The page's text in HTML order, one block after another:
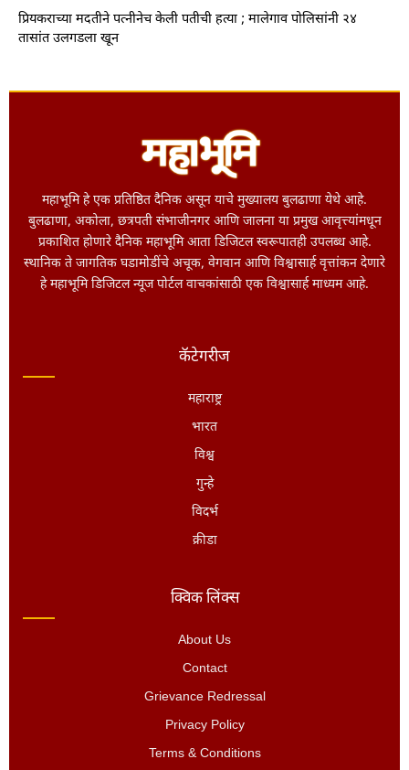
प्रियकराच्या मदतीने पत्नीनेच केली पतीची हत्या ; मालेगाव पोलिसांनी २४
तासांत उलगडला खून
महाभूमि हे एक प्रतिष्ठित दैनिक असून याचे मुख्यालय बुलढाणा येथे आहे.
बुलढाणा, अकोला, छत्रपती संभाजीनगर आणि जालना या प्रमुख आवृत्त्यांमधून
प्रकाशित होणारे दैनिक महाभूमि आता डिजिटल स्वरूपातही उपलब्ध आहे.
स्थानिक ते जागतिक घडामोडींचे अचूक, वेगवान आणि विश्वासार्ह वृत्तांकन देणारे
हे महाभूमि डिजिटल न्यूज पोर्टल वाचकांसाठी एक विश्वासार्ह माध्यम आहे.
कॅटेगरीज
महाराष्ट्र
भारत
विश्व
गुन्हे
विदर्भ
क्रीडा
क्विक लिंक्स
About Us
Contact
Grievance Redressal
Privacy Policy
Terms & Conditions